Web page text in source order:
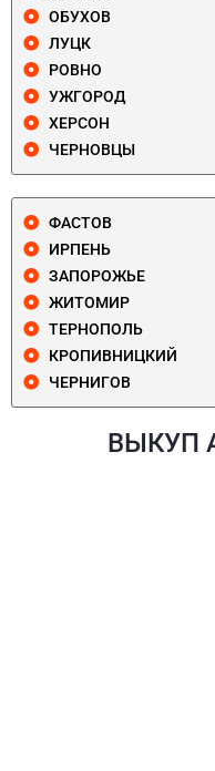
ОБУХОВ
ЛУЦК
РОВНО
УЖГОРОД
ХЕРСОН
ЧЕРНОВЦЫ
ФАСТОВ
ИРПЕНЬ
ЗАПОРОЖЬЕ
ЖИТОМИР
ТЕРНОПОЛЬ
КРОПИВНИЦКИЙ
ЧЕРНИГОВ
ВЫКУП